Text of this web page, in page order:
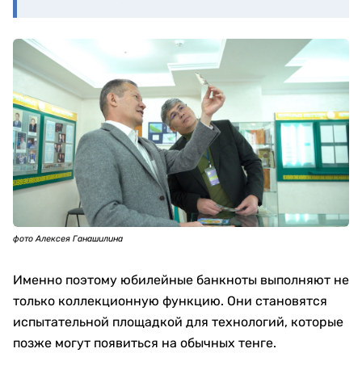
фото Алексея Ганашилина
Именно поэтому юбилейные банкноты выполняют не
только коллекционную функцию. Они становятся
испытательной площадкой для технологий, которые
позже могут появиться на обычных тенге.